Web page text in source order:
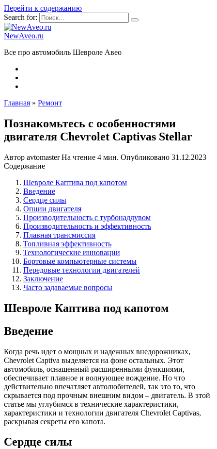
Перейти к содержанию
Search for:
NewAveo.ru
Все про автомобиль Шевроле Авео
Главная » Ремонт
Познакомьтесь с особенностями
двигателя Chevrolet Captivas Stellar
Автор avtomaster На чтение 4 мин. Опубликовано 31.12.2023
Содержание
Шевроле Каптива под капотом
Введение
Сердце силы
Опции двигателя
Производительность с турбонаддувом
Производительность и эффективность
Плавная трансмиссия
Топливная эффективность
Технологические инновации
Бортовые компьютерные системы
Передовые технологии двигателей
Заключение
Часто задаваемые вопросы
Шевроле Каптива под капотом
Введение
Когда речь идет о мощных и надежных внедорожниках,
Chevrolet Captiva выделяется на фоне остальных. Этот
автомобиль, оснащенный расширенными функциями,
обеспечивает плавное и волнующее вождение. Но что
действительно впечатляет автолюбителей, так это то, что
скрывается под прочным внешним видом – двигатель. В этой
статье мы углубимся в технические характеристики,
характеристики и технологии двигателя Chevrolet Captivas,
раскрывая секреты его капота.
Сердце силы